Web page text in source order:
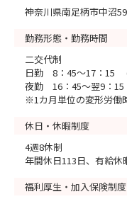
神奈川県南足柄市中沼
勤務形態・勤務時間
二交代制
日勤 8：45～17：15 (
夜勤 16：45～翌9：
※1カ月単位の変形労働
休日・休暇制度
4週8休制
年間休日113日、有給休
福利厚生・加入保険制度